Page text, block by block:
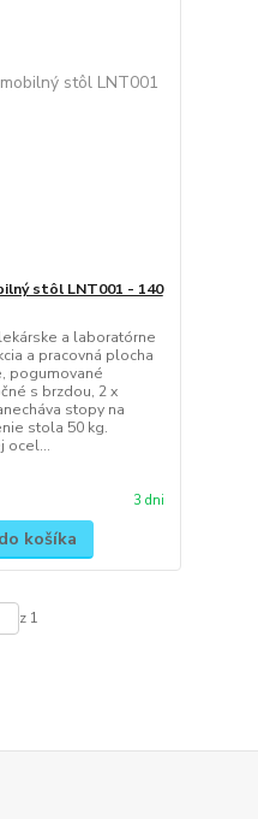
stôl LNT001 - 140
a laboratórne
a pracovná plocha
pogumované
s brzdou, 2 x
stopy na
stola 50 kg.
ocel...
3 dni
košíka
z 1